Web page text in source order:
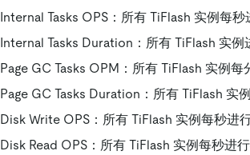
Internal Tasks OPS：所有 TiFlash 实例每秒
Internal Tasks Duration：所有 TiFlash 实例
Page GC Tasks OPM：所有 TiFlash 实例
Page GC Tasks Duration：所有 TiFlash 实
Disk Write OPS：所有 TiFlash 实例每秒进
Disk Read OPS：所有 TiFlash 实例每秒进